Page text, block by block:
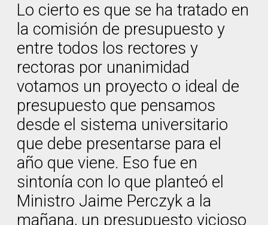
Lo cierto es que se ha tratado en
la comisión de presupuesto y
entre todos los rectores y
rectoras por unanimidad
votamos un proyecto o ideal de
presupuesto que pensamos
desde el sistema universitario
que debe presentarse para el
año que viene. Eso fue en
sintonía con lo que planteó el
Ministro Jaime Perczyk a la
mañana, un presupuesto vicioso